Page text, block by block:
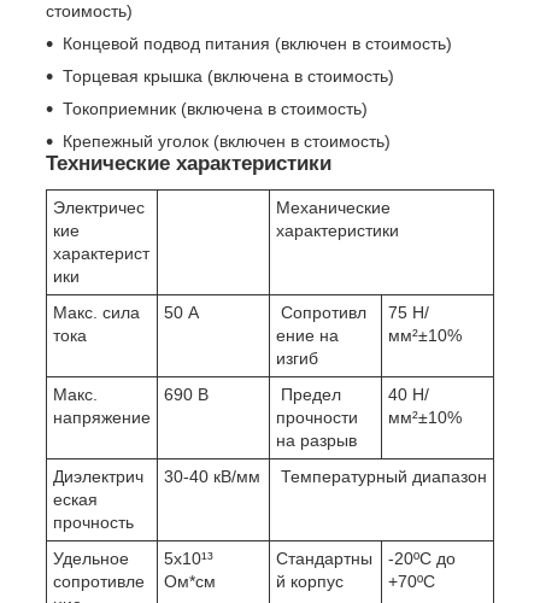
стоимость)
Концевой подвод питания (включен в стоимость)
Торцевая крышка (включена в стоимость)
Токоприемник (включена в стоимость)
Крепежный уголок (включен в стоимость)
Технические характеристики
Электричес
кие
характерист
ики
Механические
характеристики
Макс. сила
тока
50 А
Сопротивл
ение на
изгиб
75 Н/
мм²±10%
Макс.
напряжение
690 В
Предел
прочности
на разрыв
40 Н/
мм²±10%
Диэлектрич
еская
прочность
30-40 кВ/мм Температурный диапазон
Удельное
сопротивле
5х10¹³
Ом*см
Стандартны
й корпус
-20ºС до
+70ºС